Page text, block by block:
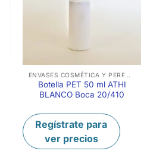
ENVASES COSMÉTICA Y PERFUMERÍA
Botella PET 50 ml ATHI
BLANCO Boca 20/410
Regístrate para
ver precios